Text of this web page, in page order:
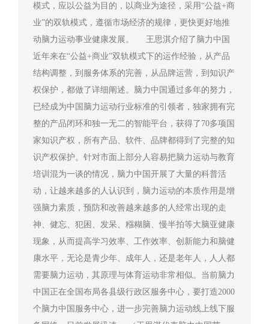
模式，应以公益为目的，以商业为途径，采用“公益+商
业”的双轨模式，遵循市场经济的规律，更快更好地推
动脑力运动事业健康发展。 王思淇介绍了脑力中国
近年来在“公益+商业”双轨模式下的运作经验，从产品
结构调整，到服务体系的完善，从品牌运营，到知识产
权保护，都做了详细阐述。脑力中国通过多年的努力，
已经成为中国脑力运动行业标准的引领者，独家拥有完
整的产品闭环和独一无二的智能平台，获得了70多项国
家知识产权，所有产品、软件、品牌都得到了完整的知
识产权保护。针对市面上部分人容易把脑力运动与教育
培训混为一谈的情况，脑力中国开展了大量的科普活
动，让越来越多的人认识到，脑力运动的本质作用是增
强脑力素质，预防和改善越来越多的人经常出现的走
神、健忘、犯困、发呆、糨糊脑、慢半拍等大脑亚健康
现象，从而提高学习效率、工作效率、创新能力和脑健
康水平，无论是青少年、成年人，还是老年人，人人都
需要脑力运动，其原理与体育运动非常相似。当前脑力
中国正在全国布局各县级行政区服务中心，要打造2000
个脑力中国服务中心，进一步完善脑力运动线上线下服